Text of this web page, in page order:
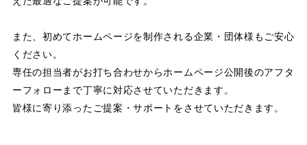
また、初めてホームページを制作される企業・団体様もご安心
ください。
専任の担当者がお打ち合わせからホームページ公開後のアフタ
ーフォローまで丁寧に対応させていただきます。
皆様に寄り添ったご提案・サポートをさせていただきます。